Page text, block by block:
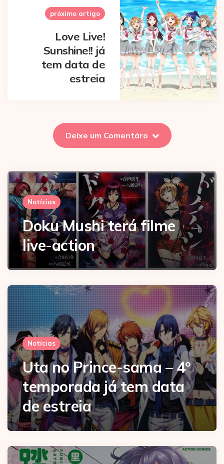
próximo artigo
Love Live!
Sunshine!! já
tem data de
estreia
Deixe um Comentáro
Notícias
Doku Mushi terá filme
live-action
Notícias
Uta no Prince-sama – 4º
temporada já tem data
de estreia